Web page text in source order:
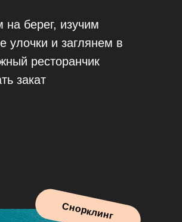
берег, изучим
улочки и заглянем в
ресторанчик
закат
Снорклинг